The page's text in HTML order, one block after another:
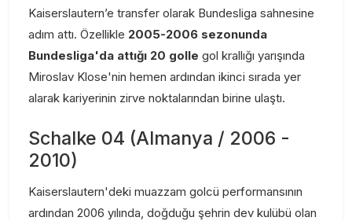
Kaiserslautern’e transfer olarak Bundesliga sahnesine
adım attı. Özellikle 2005-2006 sezonunda
Bundesliga'da attığı 20 golle gol krallığı yarışında
Miroslav Klose'nin hemen ardından ikinci sırada yer
alarak kariyerinin zirve noktalarından birine ulaştı.
Schalke 04 (Almanya / 2006 -
2010)
Kaiserslautern'deki muazzam golcü performansının
ardından 2006 yılında, doğduğu şehrin dev kulübü olan